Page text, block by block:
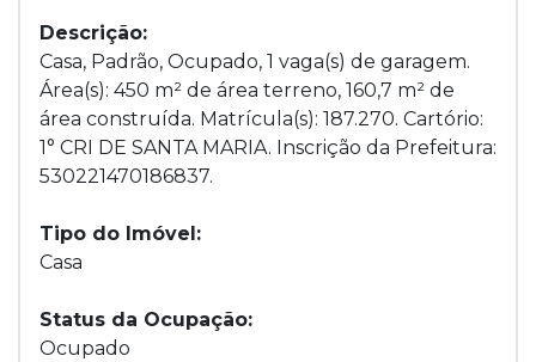
Descrição:
Casa, Padrão, Ocupado, 1 vaga(s) de garagem.
Área(s): 450 m² de área terreno, 160,7 m² de
área construída. Matrícula(s): 187.270. Cartório:
1° CRI DE SANTA MARIA. Inscrição da Prefeitura:
530221470186837.
Tipo do Imóvel:
Casa
Status da Ocupação:
Ocupado